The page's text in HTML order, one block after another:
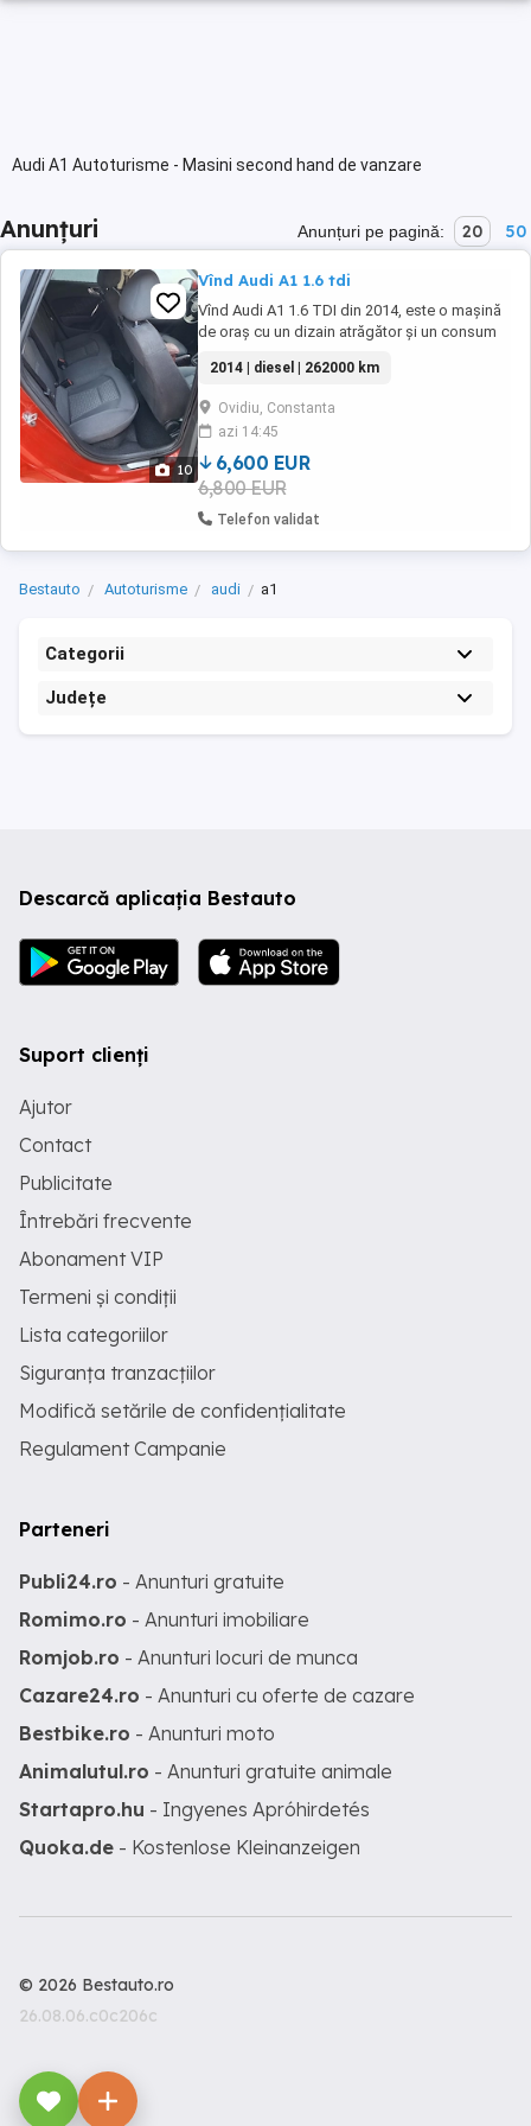
Audi A1 Autoturisme - Masini second hand de vanzare
Anunțuri Anunțuri pe pagină: 20 50
10
Vînd Audi A1 1.6 tdi
Vînd Audi A1 1.6 TDI din 2014, este o mașină
de oraș cu un dizain atrăgător și un consum
schimbată în ianuarie 2026 la 248000 de km,în
stare foarte bună,țin să menționez că
întreținerea am făcut-o la 10.000km,iar
motorul este într-o stare foarte bună.
2014 | diesel | 262000 km
Ovidiu, Constanta
azi 14:45
6,600 EUR
6,800 EUR
Telefon validat
Bestauto Autoturisme audi a1
Categorii
Județe
Descarcă aplicația Bestauto
Suport clienți
Ajutor
Contact
Publicitate
Întrebări frecvente
Abonament VIP
Termeni și condiții
Lista categoriilor
Siguranța tranzacțiilor
Modifică setările de confidențialitate
Regulament Campanie
Parteneri
Publi24.ro - Anunturi gratuite
Romimo.ro - Anunturi imobiliare
Romjob.ro - Anunturi locuri de munca
Cazare24.ro - Anunturi cu oferte de cazare
Bestbike.ro - Anunturi moto
Animalutul.ro - Anunturi gratuite animale
Startapro.hu - Ingyenes Apróhirdetés
Quoka.de - Kostenlose Kleinanzeigen
© 2026 Bestauto.ro
26.08.06.c0c206c